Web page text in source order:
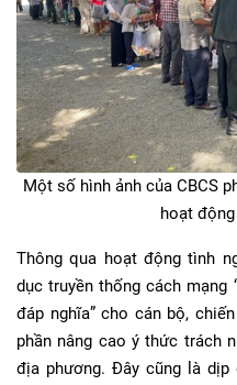
Một số hình ảnh của CBCS
hoạt
Thông qua hoạt động tình
dục truyền thống cách mạng
đáp nghĩa” cho cán bộ,
phần nâng cao ý thức trách
địa phương. Đây cũng là